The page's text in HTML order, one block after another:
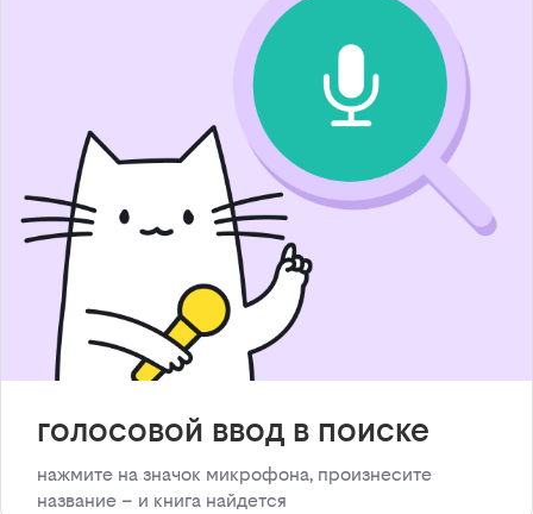
голосовой ввод в поиске
нажмите на значок микрофона, произнесите
название – и книга найдется